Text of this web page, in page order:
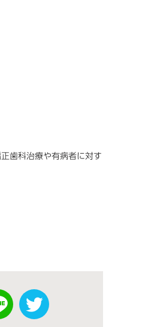
歯科治療や有病者に対す